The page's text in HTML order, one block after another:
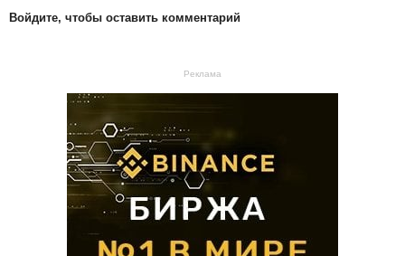
Войдите, чтобы оставить комментарий
Реклама